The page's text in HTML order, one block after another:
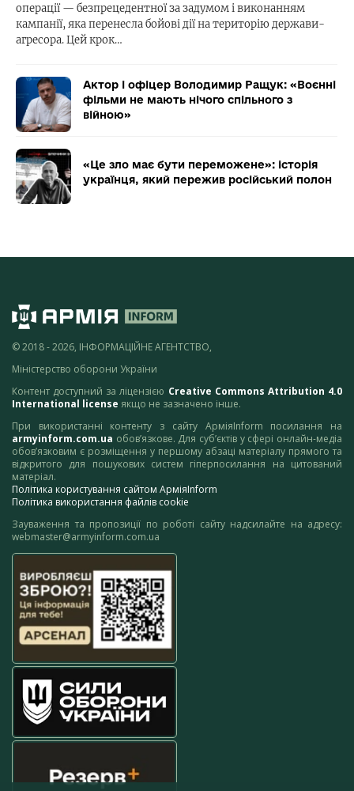
операції — безпрецедентної за задумом і виконанням
кампанії, яка перенесла бойові дії на територію держави-
агресора. Цей крок…
Актор і офіцер Володимир Ращук: «Воєнні
фільми не мають нічого спільного з
війною»
«Це зло має бути переможене»: історія
українця, який пережив російський полон
© 2018 - 2026, ІНФОРМАЦІЙНЕ АГЕНТСТВО,
Міністерство оборони України
Контент доступний за ліцензією Creative Commons Attribution 4.0
International license якщо не зазначено інше.
При використанні контенту з сайту АрміяInform посилання на
armyinform.com.ua обов’язкове. Для суб’єктів у сфері онлайн-медіа
обов’язковим є розміщення у першому абзаці матеріалу прямого та
відкритого для пошукових систем гіперпосилання на цитований
матеріал.
Політика користування сайтом АрміяInform
Політика використання файлів cookie
Зауваження та пропозиції по роботі сайту надсилайте на адресу:
webmaster@armyinform.com.ua